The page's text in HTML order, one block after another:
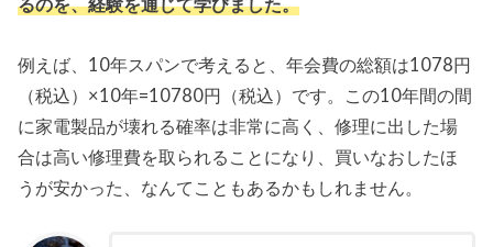
るのを、経験を通じて学びました。
例えば、10年スパンで考えると、年会費の総額は1078円
（税込）×10年=10780円（税込）です。この10年間の間
に家電製品が壊れる確率は非常に高く、修理に出した場
合は高い修理費を取られることになり、買いなおしたほ
うが安かった、なんてこともあるかもしれません。